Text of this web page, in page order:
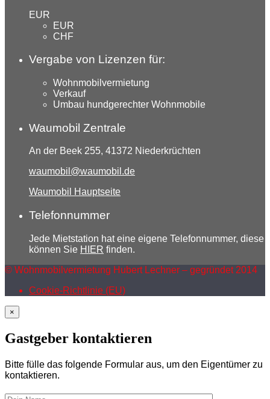
EUR
EUR
CHF
Vergabe von Lizenzen für:
Wohnmobilvermietung
Verkauf
Umbau hundgerechter Wohnmobile
Waumobil Zentrale
An der Beek 255, 41372 Niederkrüchten
waumobil@waumobil.de
Waumobil Hauptseite
Telefonnummer
Jede Mietstation hat eine eigene Telefonnummer, diese
können Sie HIER finden.
© Wohnmobilvermietung Hubert Lechner – gegründet 2014
Cookie-Richtlinie (EU)
×
Gastgeber kontaktieren
Bitte fülle das folgende Formular aus, um den Eigentümer zu
kontaktieren.